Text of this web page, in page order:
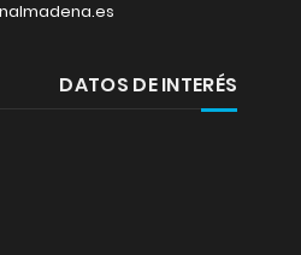
DATOS DE INTERÉS